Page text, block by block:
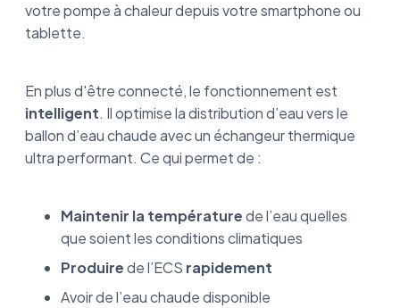
votre pompe à chaleur depuis votre smartphone ou
tablette.
En plus d'être connecté, le fonctionnement est
intelligent. Il optimise la distribution d’eau vers le
ballon d’eau chaude avec un échangeur thermique
ultra performant. Ce qui permet de :
Maintenir la températurede l’eau quelles
que soient les conditions climatiques
Produirede l’ECS rapidement
Avoir de l’eau chaude disponible